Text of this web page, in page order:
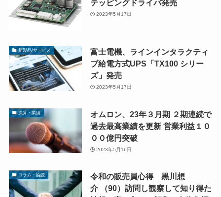
テッピングドライバ発売
2023年5月17日
新製品/サービス
富士電機、ラインインタラクティ
ブ給電方式UPS「TX100 シリー
ズ」発売
2023年5月17日
決算・業績
オムロン、23年３月期 ２期連続で
過去最高業績を更新 営業利益１０
００億円突破
2023年5月16日
コラム・論説
令和の販売員心得 黒川想
介 （90）訪問し観察して知り得た